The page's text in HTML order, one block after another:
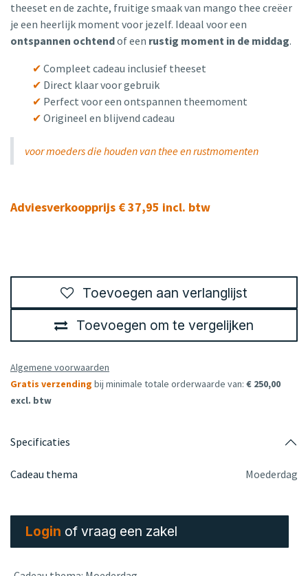
theeset en de zachte, fruitige smaak van mango thee creëer
je een heerlijk moment voor jezelf. Ideaal voor een
ontspannen ochtendof een rustig moment in de middag.
✔ Compleet cadeau inclusief theeset
✔ Direct klaar voor gebruik
✔ Perfect voor een ontspannen theemoment
✔ Origineel en blijvend cadeau
voor moeders die houden van thee en rustmomenten
Adviesverkoopprijs € 37,95 incl. btw
Toevoegen om te vergelijken
Toevoegen aan verlanglijst
Algemene voorwaarden
Gratis verzending bij minimale totale orderwaarde van: € 250,00
excl. btw
Specificaties
Cadeau thema Moederdag
Login of vraag een zakel